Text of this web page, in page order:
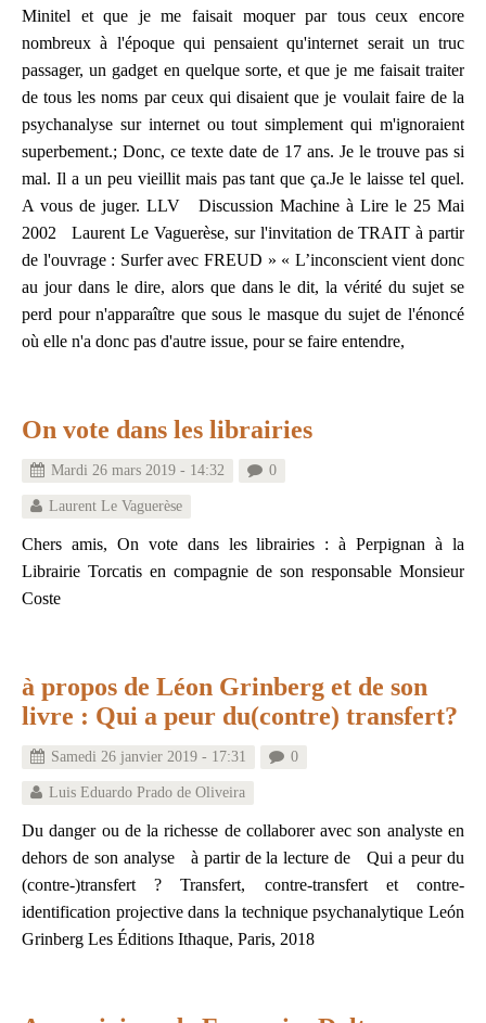
Minitel et que je me faisait moquer par tous ceux encore
nombreux à l'époque qui pensaient qu'internet serait un truc
passager, un gadget en quelque sorte, et que je me faisait traiter
de tous les noms par ceux qui disaient que je voulait faire de la
psychanalyse sur internet ou tout simplement qui m'ignoraient
superbement.; Donc, ce texte date de 17 ans. Je le trouve pas si
mal. Il a un peu vieillit mais pas tant que ça.Je le laisse tel quel.
A vous de juger. LLV Discussion Machine à Lire le 25 Mai
2002 Laurent Le Vaguerèse, sur l'invitation de TRAIT à partir
de l'ouvrage : Surfer avec FREUD » « L’inconscient vient donc
au jour dans le dire, alors que dans le dit, la vérité du sujet se
perd pour n'apparaître que sous le masque du sujet de l'énoncé
où elle n'a donc pas d'autre issue, pour se faire entendre,
On vote dans les librairies
Mardi 26 mars 2019 - 14:32 0
Laurent Le Vaguerèse
Chers amis, On vote dans les librairies : à Perpignan à la
Librairie Torcatis en compagnie de son responsable Monsieur
Coste
à propos de Léon Grinberg et de son
livre : Qui a peur du(contre) transfert?
Samedi 26 janvier 2019 - 17:31 0
Luis Eduardo Prado de Oliveira
Du danger ou de la richesse de collaborer avec son analyste en
dehors de son analyse à partir de la lecture de Qui a peur du
(contre-)transfert ? Transfert, contre-transfert et contre-
identification projective dans la technique psychanalytique León
Grinberg Les Éditions Ithaque, Paris, 2018